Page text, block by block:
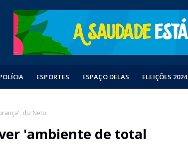
ESPORTES ESPAÇO DELAS ELEIÇÕES 2024
diz Neto
'ambiente de total